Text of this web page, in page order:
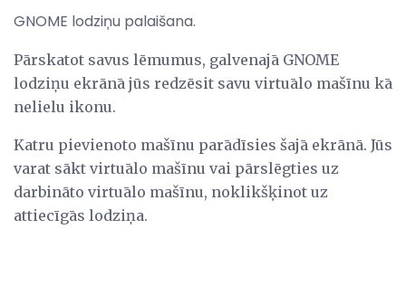
GNOME lodziņu palaišana.
Pārskatot savus lēmumus, galvenajā GNOME
lodziņu ekrānā jūs redzēsit savu virtuālo mašīnu kā
nelielu ikonu.
Katru pievienoto mašīnu parādīsies šajā ekrānā. Jūs
varat sākt virtuālo mašīnu vai pārslēgties uz
darbināto virtuālo mašīnu, noklikšķinot uz
attiecīgās lodziņa.